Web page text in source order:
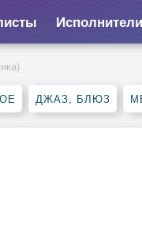
Исполнители
ДЖАЗ, БЛЮЗ